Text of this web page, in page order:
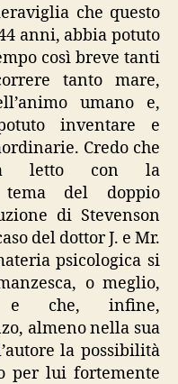
che questo
anni, abbia potuto
così breve tanti
tanto mare,
umano e,
inventare e
Credo che
letto con la
tema del doppio
di Stevenson
del dottor J. e Mr.
psicologica si
o meglio,
e che, infine,
almeno nella sua
la possibilità
per lui fortemente